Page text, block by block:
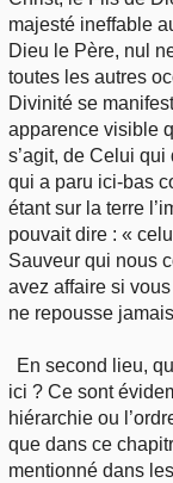
majesté ineffable
Dieu le Père, nul
toutes les autres
Divinité se
apparence visible
s’agit, de Celui
qui a paru ici-bas
étant sur la terre
pouvait dire : «
Sauveur qui nous
avez affaire si
ne repousse
En second lieu,
ici ? Ce sont
hiérarchie ou
que dans ce
mentionné dans